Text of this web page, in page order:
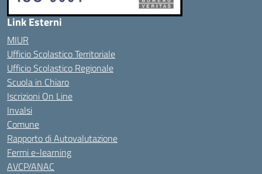
Link Esterni
MIUR
Ufficio Scolastico Territoriale
Ufficio Scolastico Regionale
Scuola in Chiaro
Iscrizioni On Line
Invalsi
Comune
Rapporto di Autovalutazione
Fermi e-learning
AVCP/ANAC